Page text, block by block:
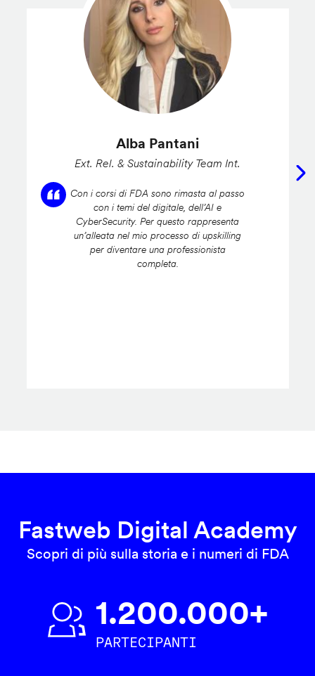
Alba Pantani
Ext. Rel. & Sustainability Team Int.
Con i corsi di FDA sono rimasta al passo
con i temi del digitale, dell’AI e
CyberSecurity. Per questo rappresenta
un’alleata nel mio processo di upskilling
per diventare una professionista
completa.
Fastweb Digital Academy
Scopri di più sulla storia e i numeri di FDA
1.200.000+
PARTECIPANTI